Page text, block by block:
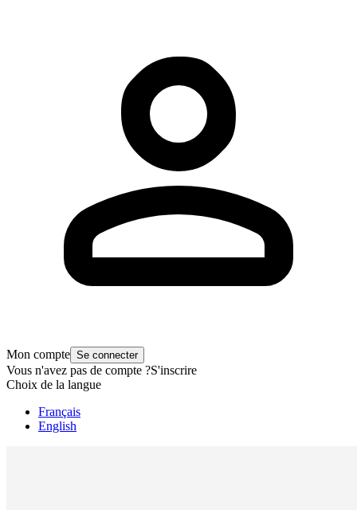
Mon compte Se connecter
Vous n'avez pas de compte ?S'inscrire
Choix de la langue
Français
English